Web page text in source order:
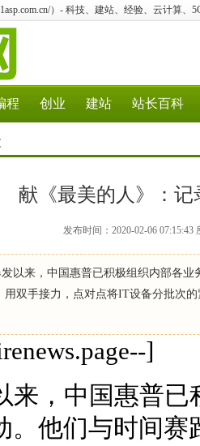
）- 科技、建站、经验、云计算、
程 创业 建站 站长百科
献《最美的人》：
发布时间：2020-02-06
发以来，中国惠普已积极组织内部各
双手接力，点对点将IT设备分批次
]
，中国惠普已
。他们与时间